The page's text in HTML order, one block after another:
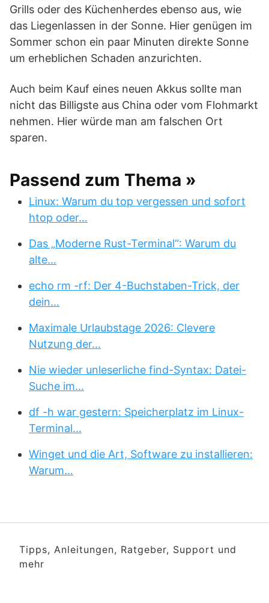
Grills oder des Küchenherdes ebenso aus, wie
das Liegenlassen in der Sonne. Hier genügen im
Sommer schon ein paar Minuten direkte Sonne
um erheblichen Schaden anzurichten.
Auch beim Kauf eines neuen Akkus sollte man
nicht das Billigste aus China oder vom Flohmarkt
nehmen. Hier würde man am falschen Ort
sparen.
Passend zum Thema »
Linux: Warum du top vergessen und sofort
htop oder…
Das „Moderne Rust-Terminal“: Warum du
alte…
echo rm -rf: Der 4-Buchstaben-Trick, der
dein…
Maximale Urlaubstage 2026: Clevere
Nutzung der…
Nie wieder unleserliche find-Syntax: Datei-
Suche im…
df -h war gestern: Speicherplatz im Linux-
Terminal…
Winget und die Art, Software zu installieren:
Warum…
Tipps, Anleitungen, Ratgeber, Support und
mehr